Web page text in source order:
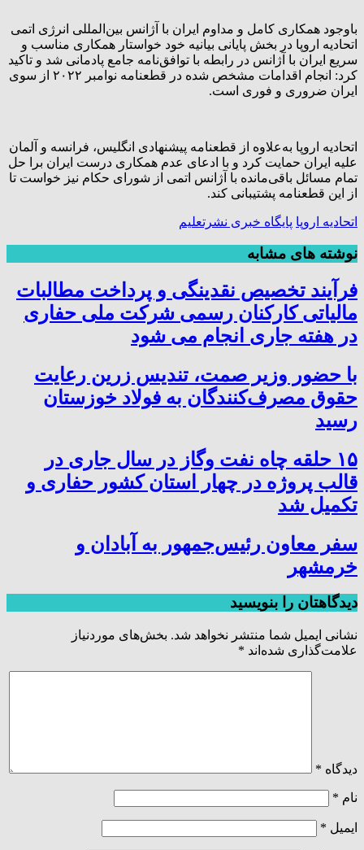
باوجود همکاری کامل و مداوم ایران با آژانس بین‌المللی انرژی اتمی
اتحادیه اروپا در بخش پایانی بیانیه خود خواستار همکاری مناسب و
سریع ایران با آژانس در رابطه با توافق‌نامه جامع پادمانی شد و تاکید
کرد: انجام اقدامات مشخص شده در قطعنامه نوامبر ۲۰۲۲ از سوی
ایران ضروری و فوری است.
اتحادیه اروپا به‌علاوه از قطعنامه پیشنهادی انگلیس، فرانسه و آلمان
علیه ایران حمایت کرد و با ادعای عدم همکاری درست ایران برا حل
تمام مسائل باقی‌مانده با آژانس اتمی از شورای حکام نیز خواست تا
از این قطعنامه پشتیبانی کند.
اتحادیه اروپا پایگاه خبری نشرتعلیم
نوشته های مشابه
فرآیند تخصیص نقدینگی و پرداخت مطالبات
مالیاتی کارکنان رسمی شرکت ملی حفاری
در هفته جاری انجام می شود
با حضور وزیر صمت، تندیس زرین رعایت
حقوق مصرف‌کنندگان به فولاد خوزستان
رسید
۱۵ حلقه چاه نفت وگاز در سال جاری در
قالب پروژه در چهار استان کشور حفاری و
تکمیل شد
سفر معاون رئیس‌جمهور به آبادان و
خرمشهر
دیدگاهتان را بنویسید
نشانی ایمیل شما منتشر نخواهد شد. بخش‌های موردنیاز
علامت‌گذاری شده‌اند *
دیدگاه *
نام *
ایمیل *